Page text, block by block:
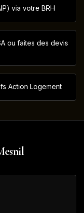
via votre BRH
ou faites des devis
Action Logement